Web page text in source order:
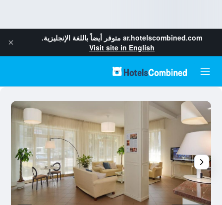
ar.hotelscombined.com متوفر أيضاً باللغة الإنجليزية.
Visit site in English